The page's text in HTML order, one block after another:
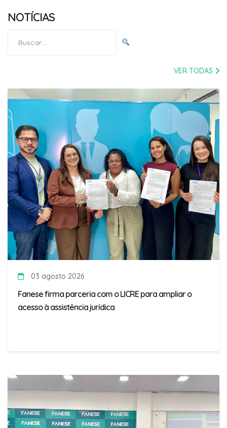
NOTÍCIAS
por:
VER TODAS
03 agosto 2026
Fanese firma parceria com o LICRE para ampliar o
acesso à assistência jurídica